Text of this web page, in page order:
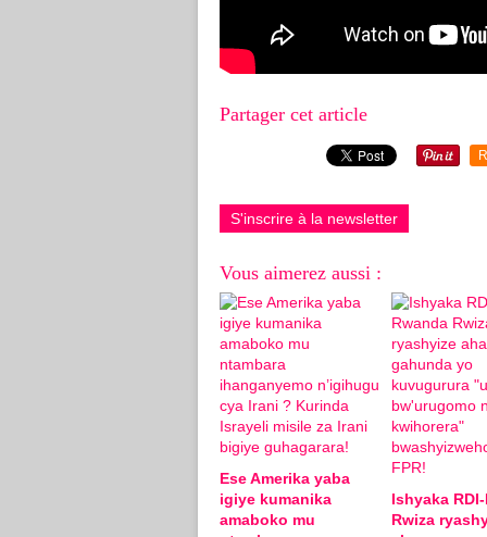
Partager cet article
S'inscrire à la newsletter
Vous aimerez aussi :
Ese Amerika yaba
igiye kumanika
amaboko mu
Ishyaka
Rwiza